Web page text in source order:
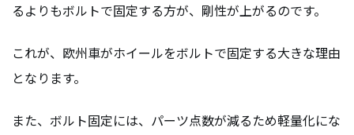
るよりもボルトで固定する方が、剛性が上がるのです。
これが、欧州車がホイールをボルトで固定する大きな理由
となります。
また、ボルト固定には、パーツ点数が減るため軽量化にな